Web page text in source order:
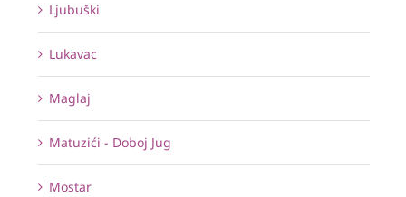
Ljubuški
Lukavac
Maglaj
Matuzići - Doboj Jug
Mostar